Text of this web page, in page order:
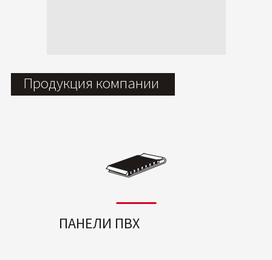
Продукция компании
ПАНЕЛИ ПВХ